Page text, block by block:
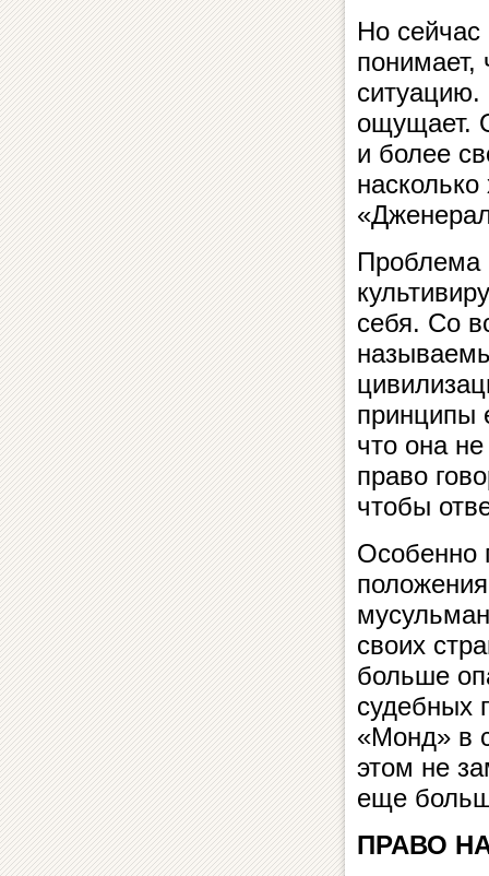
Но
понимает,
ситуацию.
ощущает.
и более
Проблема
себя. Со
принципы
что она
право
чтобы
Особенно
своих
больше
судебных
«Монд» в
этом не
еще
ПРАВО